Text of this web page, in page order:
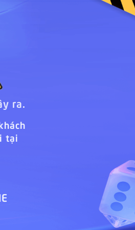
ra.
tại